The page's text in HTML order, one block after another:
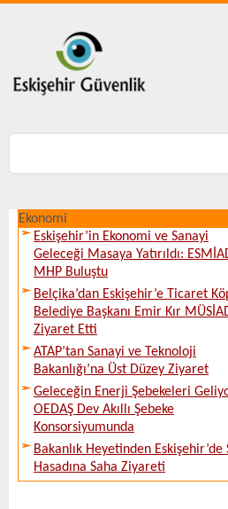
Ekonomi
Eskişehir’in Ekonomi ve Sanayi
Geleceği Masaya Yatırıldı:
MHP Buluştu
Belçika’dan Eskişehir’e Ticaret
Belediye Başkanı Emir Kır
Ziyaret Etti
ATAP’tan Sanayi ve Teknoloji
Bakanlığı’na Üst Düzey Ziyaret
Geleceğin Enerji Şebekeleri
OEDAŞ Dev Akıllı Şebeke
Konsorsiyumunda
Bakanlık Heyetinden Eskişehir’de
Hasadına Saha Ziyareti